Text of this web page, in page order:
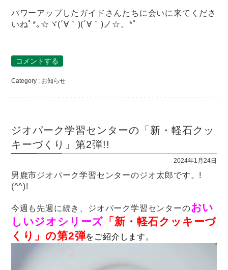
パワーアップしたガイドさんたちに会いに来てくださ
いねﾟ*｡☆ヾ(´∀｀)(´∀｀)ノ☆。*ﾟ
コメントする
Category : お知らせ
ジオパーク学習センターの「新・軽石クッ
キーづくり」第2弾!!
2024年1月24日
男鹿市ジオパーク学習センターのジオ太郎です。!
(^^)!
今週も先週に続き、ジオパーク学習センターのおい
しいジオシリーズ 「新・軽石クッキーづ
くり」の第2弾をご紹介します。